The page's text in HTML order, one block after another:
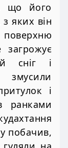
що його
яких він
сніг і
змусили
і
ранками
побачив,